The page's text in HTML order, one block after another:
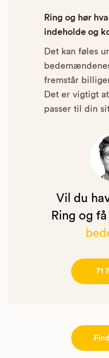
Ring og hør
indeholde og
Det kan føles
fremstår
Det er vigtigt
passer til din
Vil du
Ring og
71